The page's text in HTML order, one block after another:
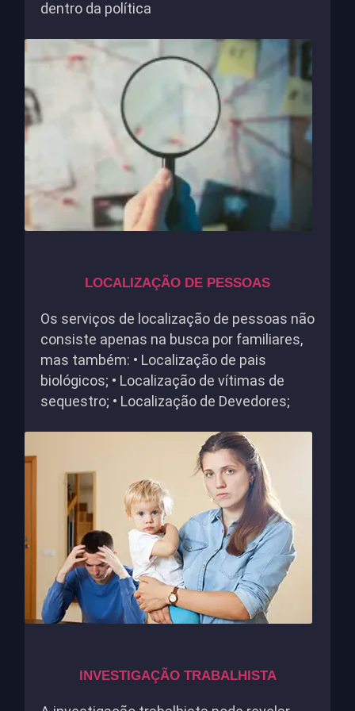
dentro da política
LOCALIZAÇÃO DE PESSOAS
Os serviços de localização de pessoas não
consiste apenas na busca por familiares,
mas também: • Localização de pais
biológicos; • Localização de vítimas de
sequestro; • Localização de Devedores;
INVESTIGAÇÃO TRABALHISTA